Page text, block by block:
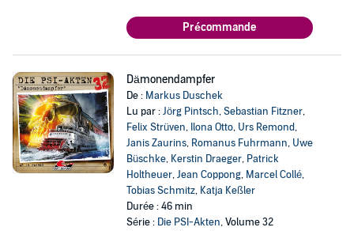
Précommande
Dämonendampfer
De : Markus Duschek
Lu par :Jörg Pintsch,Sebastian Fitzner,
Felix Strüven, Ilona Otto, Urs Remond,
Janis Zaurins, Romanus Fuhrmann, Uwe
Büschke, Kerstin Draeger, Patrick
Holtheuer,Jean Coppong, Marcel Collé,
Tobias Schmitz, Katja Keßler
Durée : 46 min
Série : Die PSI-Akten, Volume 32